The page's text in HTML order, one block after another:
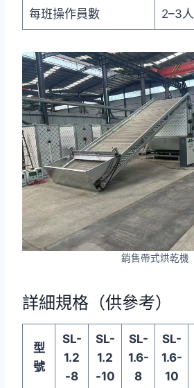
每班操作員數 2–3人
銷售帶式烘乾機
詳細規格（供參考）
型
號
SL-
1.2
-8
SL-
1.2
-10
SL-
1.6-
8
SL-
1.6-
10